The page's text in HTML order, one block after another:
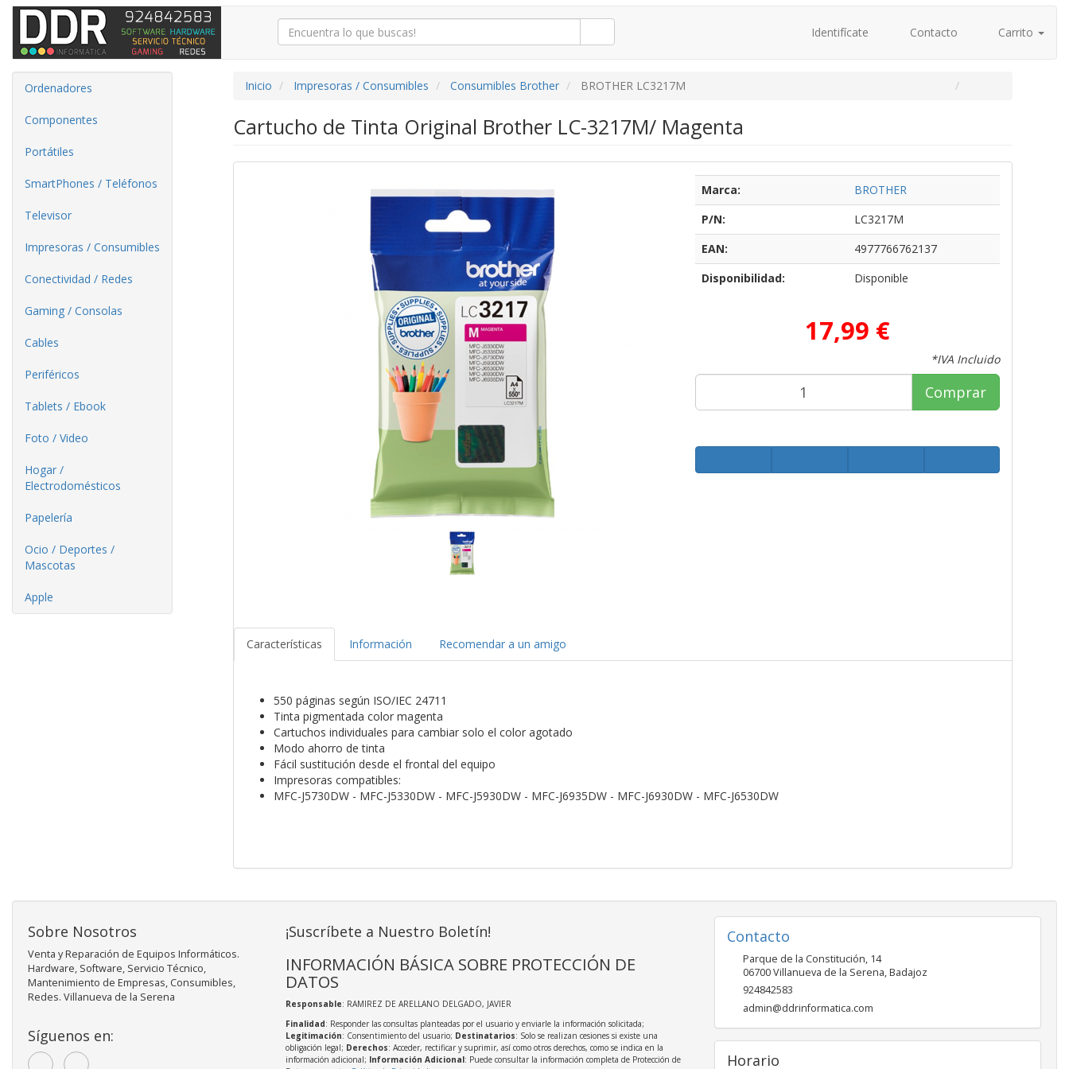
Identifícate Contacto Carrito
Ordenadores
Componentes
Portátiles
SmartPhones / Teléfonos
Televisor
Impresoras / Consumibles
Conectividad / Redes
Gaming / Consolas
Cables
Periféricos
Tablets / Ebook
Foto / Video
Hogar /
Electrodomésticos
Papelería
Ocio / Deportes /
Mascotas
Apple
Inicio Impresoras / Consumibles Consumibles Brother BROTHER LC3217M
Cartucho de Tinta Original Brother LC-3217M/ Magenta
Marca:
BROTHER
P/N:
LC3217M
EAN:
4977766762137
Disponibilidad:
Disponible
17,99 €
*IVA Incluido
Comprar
Características Información Recomendar a un amigo
550 páginas según ISO/IEC 24711
Tinta pigmentada color magenta
Cartuchos individuales para cambiar solo el color agotado
Modo ahorro de tinta
Fácil sustitución desde el frontal del equipo
Impresoras compatibles:
MFC-J5730DW - MFC-J5330DW - MFC-J5930DW - MFC-J6935DW - MFC-J6930DW - MFC-J6530DW
Sobre Nosotros
Venta y Reparación de Equipos Informáticos.
Hardware, Software, Servicio Técnico,
Mantenimiento de Empresas, Consumibles,
Redes. Villanueva de la Serena
Síguenos en:
¡Suscríbete a Nuestro Boletín!
INFORMACIÓN BÁSICA SOBRE PROTECCIÓN DE
DATOS
Responsable: RAMIREZ DE ARELLANO DELGADO, JAVIER
Finalidad: Responder las consultas planteadas por el usuario y enviarle la información solicitada;
Legitimación: Consentimiento del usuario; Destinatarios: Solo se realizan cesiones si existe una
obligación legal; Derechos: Acceder, rectificar y suprimir, así como otros derechos, como se indica en la
información adicional; Información Adicional: Puede consultar la información completa de Protección de
Contacto
Parque de la Constitución, 14
06700Villanueva de la Serena,Badajoz
924842583
admin@ddrinformatica.com
Horario